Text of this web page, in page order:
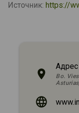
Источник: https://
Адрес
Bo.